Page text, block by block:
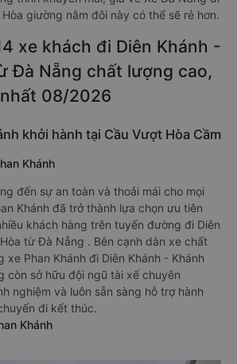
giường nằm đôi này có thể sẽ rẻ hơn.
xe khách đi Diên Khánh -
Đà Nẵng chất lượng cao,
08/2026
khởi hành tại Cầu Vượt Hòa Cầm
Khánh
đến sự an toàn và thoải mái cho mọi
Khánh đã trở thành lựa chọn ưu tiên
khách hàng trên tuyến đường đi Diên
từ Đà Nẵng . Bên cạnh dàn xe chất
xe Phan Khánh đi Diên Khánh - Khánh
còn sở hữu đội ngũ tài xế chuyên
nghiệm và luôn sẵn sàng hỗ trợ hành
đi kết thúc.
Khánh